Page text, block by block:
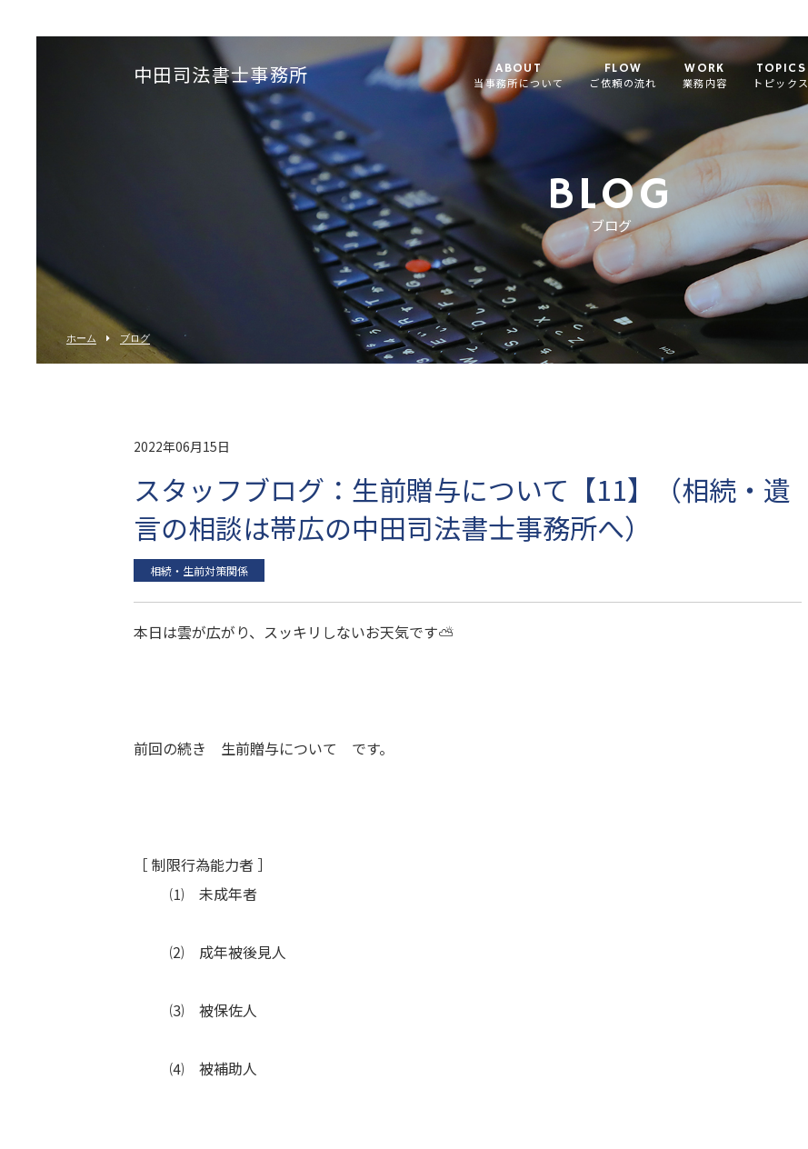
中田司法書士事務所 ABOUT
当事務所について
FLOW
ご依頼の流れ
WORK
業務内容
TOPICS
トピックス
BLOG
ブログ
ホーム ブログ
2022年06月15日
スタッフブログ：生前贈与について【11】（相続・遺
言の相談は帯広の中田司法書士事務所へ）
相続・生前対策関係
本日は雲が広がり、スッキリしないお天気です⛅
前回の続き 生前贈与について です。
［ 制限行為能力者 ］
⑴ 未成年者
⑵ 成年被後見人
⑶ 被保佐人
⑷ 被補助人